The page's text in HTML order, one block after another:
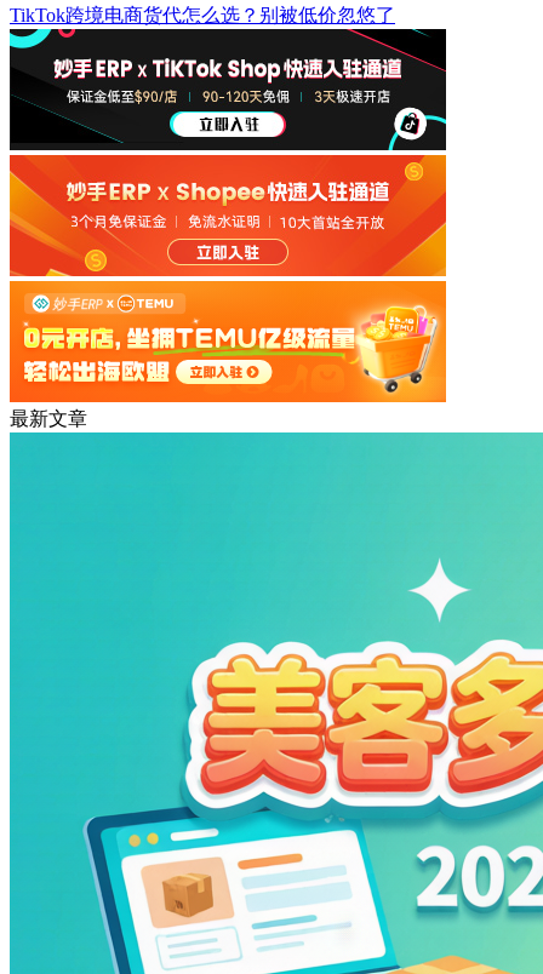
TikTok跨境电商货代怎么选？别被低价忽悠了
最新文章